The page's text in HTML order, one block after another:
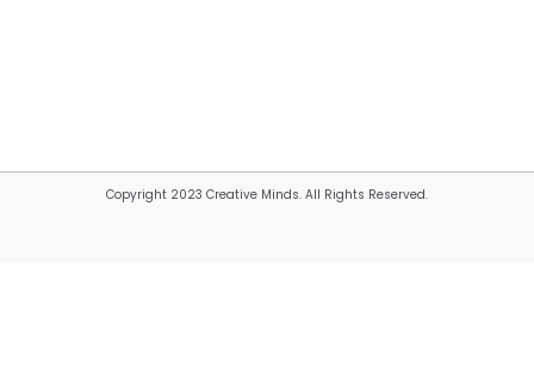
Copyright 2023 Creative Minds. All Rights Reserved.